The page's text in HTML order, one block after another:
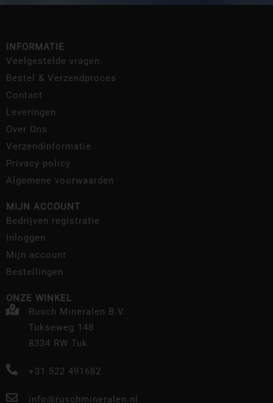
INFORMATIE
Veelgestelde vragen
Bestel & Verzendproces
Contact
Leveringen
Over Ons
Verzendinformatie
Privacy policy
Algemene voorwaarden
MIJN ACCOUNT
Bedrijven registratie
Inloggen
Mijn account
Bestellingen
ONZE WINKEL
Rusch Mineralen B.V.
Tukseweg 148
8334 RW Tuk
+31 522 491682
info@ruschmineralen.nl